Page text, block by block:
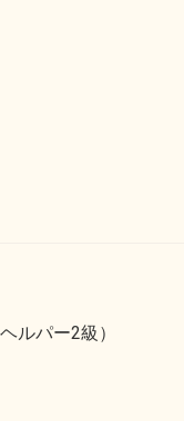
ルパー2級）